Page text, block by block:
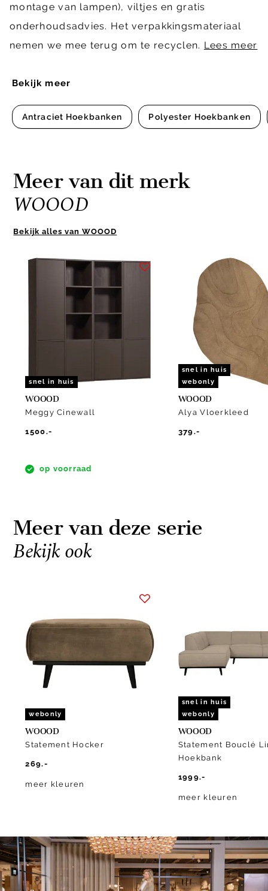
Bekijk meer
Antraciet Hoekbanken Polyester Hoekbanken
montage van lampen), viltjes en gratis
onderhoudsadvies. Het verpakkingsmateriaal
nemen we mee terug om te recyclen. Lees meer
Meer van dit merk
WOOOD
Bekijk alles van WOOOD
snel in huis
WOOOD
Meggy Cinewall
1500.-
op voorraad
snel in huis
webonly
WOOOD
Alya Vloerkleed
379.-
Meer van deze serie
Bekijk ook
webonly
WOOOD
Statement Hocker
269.-
meer kleuren
snel in huis
webonly
WOOOD
Statement Bouclé
Hoekbank
1999.-
meer kleuren